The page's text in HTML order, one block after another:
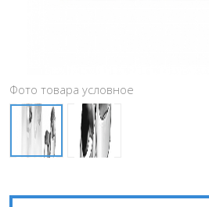
Фото товара условное